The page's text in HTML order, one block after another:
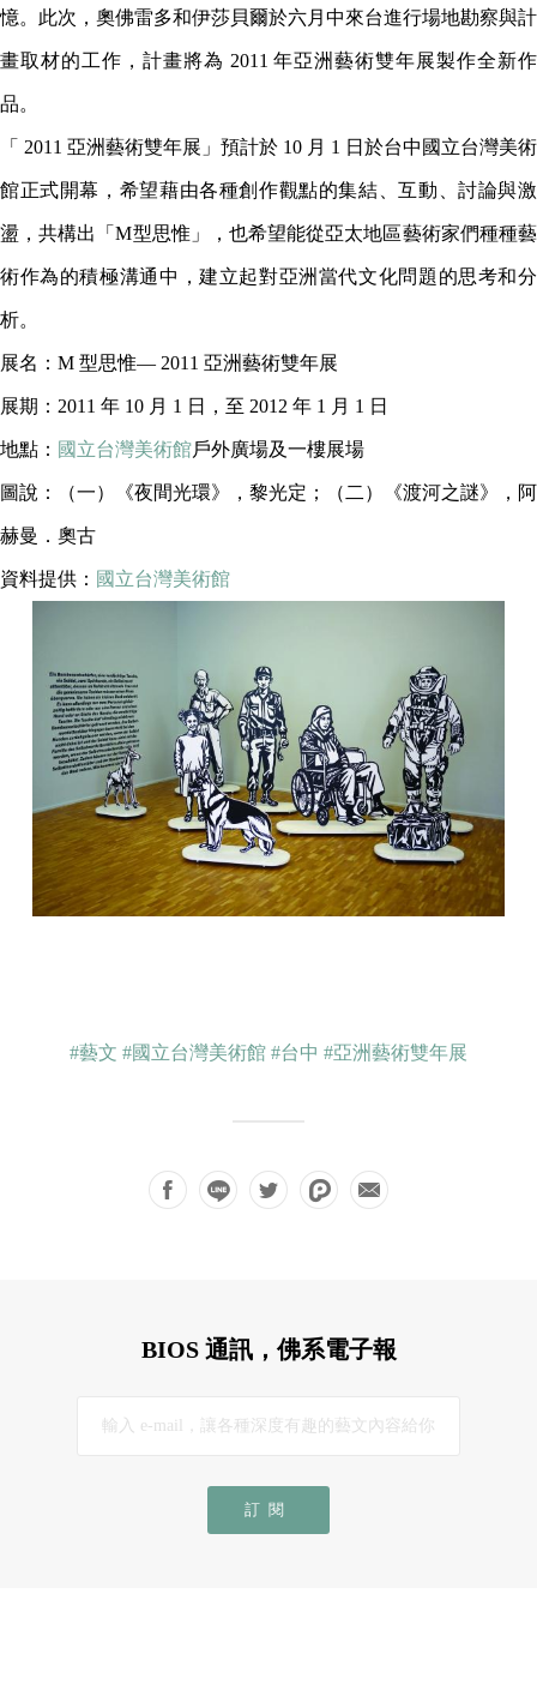
憶。此次，奧佛雷多和伊莎貝爾於六月中來台進行場地勘察與計
畫取材的工作，計畫將為 2011 年亞洲藝術雙年展製作全新作
品。
「 2011 亞洲藝術雙年展」預計於 10 月 1 日於台中國立台灣美術
館正式開幕，希望藉由各種創作觀點的集結、互動、討論與激
盪，共構出「M型思惟」，也希望能從亞太地區藝術家們種種藝
術作為的積極溝通中，建立起對亞洲當代文化問題的思考和分
析。
展名： M 型思惟— 2011 亞洲藝術雙年展
展期：2011 年 10 月 1 日，至 2012 年 1 月 1 日
地點： 國立台灣美術館戶外廣場及一樓展場
圖說：（一）《夜間光環》，黎光定；（二）《渡河之謎》，阿
赫曼．奧古
資料提供： 國立台灣美術館
#藝文 #國立台灣美術館 #台中 #亞洲藝術雙年展
BIOS 通訊，佛系電子報
訂閱